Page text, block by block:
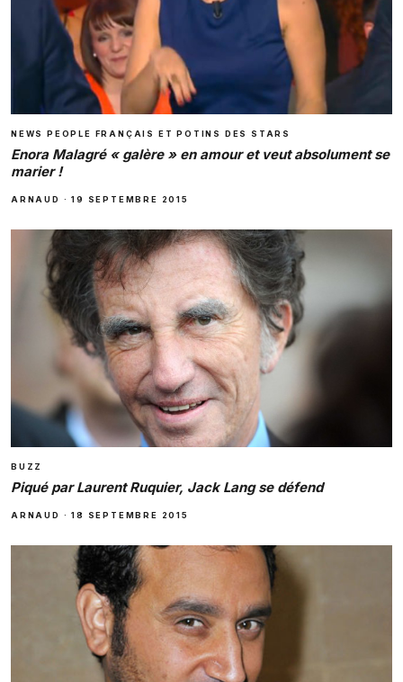
NEWS PEOPLE FRANÇAIS ET POTINS DES STARS
Enora Malagré « galère » en amour et veut absolument se
marier !
ARNAUD ·19 SEPTEMBRE 2015
BUZZ
Piqué par Laurent Ruquier, Jack Lang se défend
ARNAUD ·18 SEPTEMBRE 2015